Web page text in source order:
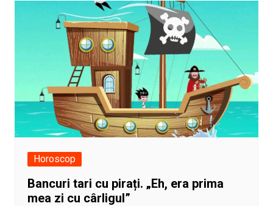
Horoscop
Bancuri tari cu pirați. „Eh, era prima
mea zi cu cârligul”